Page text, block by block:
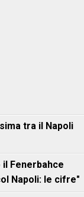
tra il Napoli
Fenerbahce
Napoli: le cifre"